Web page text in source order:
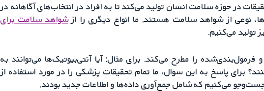
در حوزه سلامت انسان تولید می‌کند تا به افراد در انتخاب‌های آگاهانه در
نوعی از شواهد سلامت هستند. ما انواع دیگری را ازشواهد سلامت برای
تولید می‌کنیم.
را مطرح می‌کند. برای مثال: آیا آنتی‌بیوتیک‌ها می‌توانند به
برای پاسخ به این سوال، ما تمام تحقیقات پزشکی را در مورد استفاده از
جست‌وجو می‌کنیم که شامل جمع‌آوری داده‌ها و اطلاعات جدید بودند.